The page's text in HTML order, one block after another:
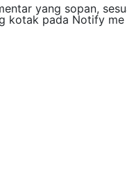
yang sopan,
kotak pada Notify me